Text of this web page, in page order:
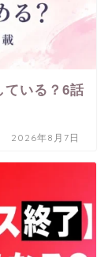
ている？6話
2026年8月7日